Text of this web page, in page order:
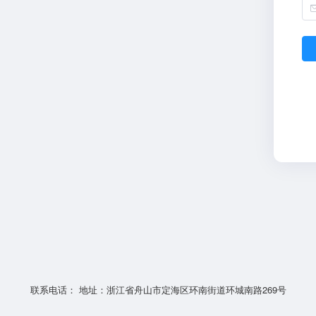
联系电话： 地址：浙江省舟山市定海区环南街道环城南路269号